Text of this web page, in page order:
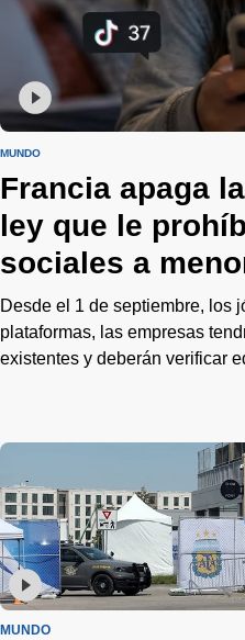
MUNDO
Francia apaga
ley que le
sociales a
Desde el 1 de septiembre, los
plataformas, las empresas
existentes y deberán verificar
MUNDO